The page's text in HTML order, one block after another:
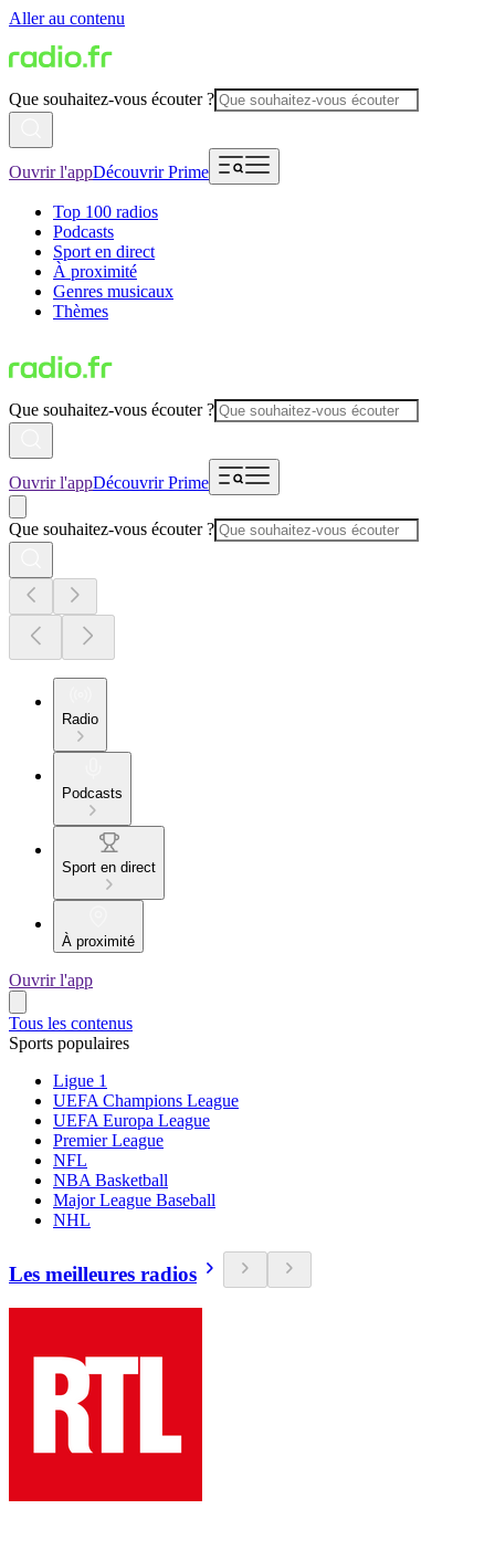
Aller au contenu
Que souhaitez-vous écouter ?
Ouvrir l'appDécouvrir Prime
Top 100 radios
Podcasts
Sport en direct
À proximité
Genres musicaux
Thèmes
Que souhaitez-vous écouter ?
Ouvrir l'appDécouvrir Prime
Que souhaitez-vous écouter ?
Radio
Podcasts
Sport en direct
À proximité
Ouvrir l'app
Tous les contenus
Sports populaires
Ligue 1
UEFA Champions League
UEFA Europa League
Premier League
NFL
NBA Basketball
Major League Baseball
NHL
Les meilleures radios